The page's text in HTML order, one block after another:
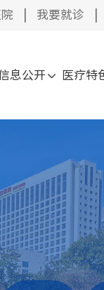
我要就诊
息公开 医疗特